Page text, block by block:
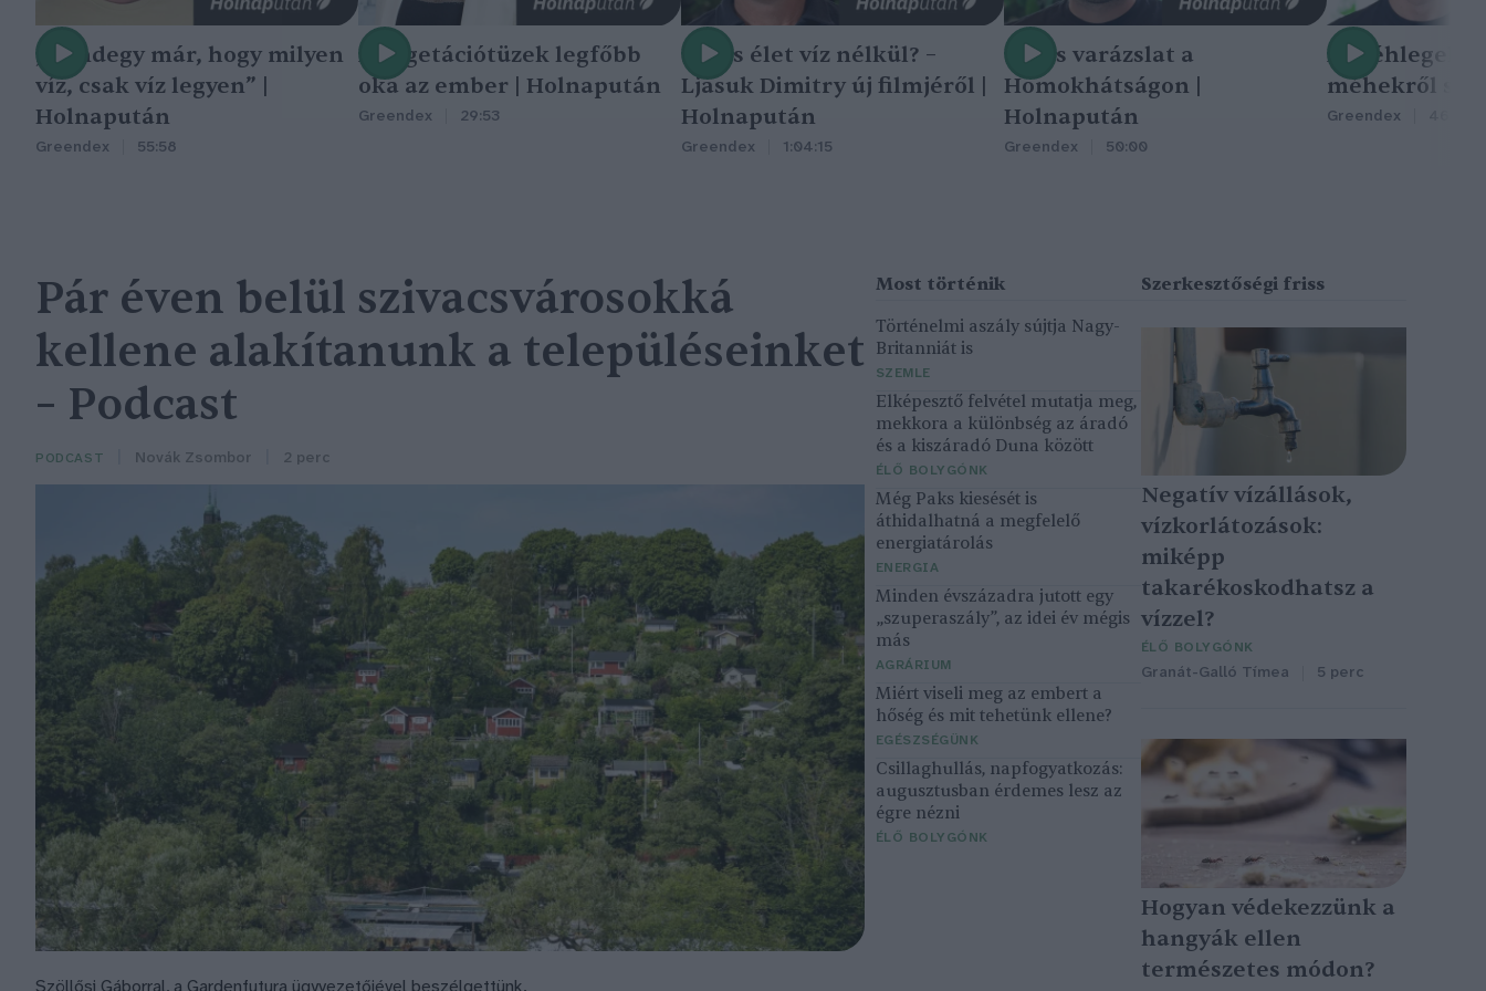
„Mindegy már, hogy milyen
víz, csak víz legyen” |
Holnapután
Greendex 55:58
A vegetációtüzek legfőbb
oka az ember | Holnapután
Greendex 29:53
Nincs élet víz nélkül? –
Ljasuk Dimitry új filmjéről |
Holnapután
Greendex 1:04:15
Nincs varázslat a
Homokhátságon |
Holnapután
Greendex 50:00
A méhlegelő
méhekről
Greendex
Pár éven belül szivacsvárosokká
kellene alakítanunk a településeinket
– Podcast
PODCAST Novák Zsombor 2 perc
Történelmi aszály sújtja Nagy-
Britanniát is
SZEMLE
Elképesztő felvétel mutatja meg,
mekkora a különbség az áradó
és a kiszáradó Duna között
ÉLŐ BOLYGÓNK
Még Paks kiesését is
áthidalhatná a megfelelő
energiatárolás
ENERGIA
Minden évszázadra jutott egy
„szuperaszály”, az idei év mégis
más
AGRÁRIUM
Miért viseli meg az embert a
hőség és mit tehetünk ellene?
EGÉSZSÉGÜNK
Csillaghullás, napfogyatkozás:
augusztusban érdemes lesz az
égre nézni
ÉLŐ BOLYGÓNK
Negatív vízállások,
vízkorlátozások:
miképp
takarékoskodhatsz a
vízzel?
ÉLŐ BOLYGÓNK
Granát-Galló Tímea 5 perc
Hogyan védekezzünk a
hangyák ellen
természetes módon?